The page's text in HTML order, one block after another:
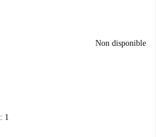
Non disponible
1